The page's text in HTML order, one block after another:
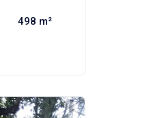
498 m²